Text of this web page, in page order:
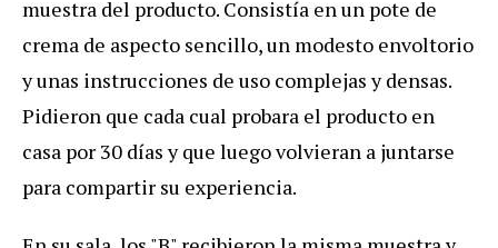
muestra del producto. Consistía en un pote de
crema de aspecto sencillo, un modesto envoltorio
y unas instrucciones de uso complejas y densas.
Pidieron que cada cual probara el producto en
casa por 30 días y que luego volvieran a juntarse
para compartir su experiencia.